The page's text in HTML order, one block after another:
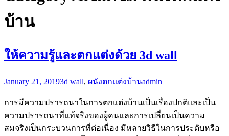
บ้าน
ให้ความรู้และตกแต่งด้วย 3d wall
January 21, 20193d wall, ผนังตกแต่งบ้านadmin
การมีความปรารถนาในการตกแต่งบ้านเป็นเรื่องปกติและเป็น
ความปรารถนาที่แท้จริงของผู้คนและการเปลี่ยนเป็นความ
สมจริงเป็นกระบวนการที่ต่อเนื่อง มีหลายวิธีในการประดับหรือ